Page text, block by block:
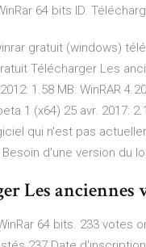
64 bits ID.
gratuit (windows)
Télécharger Les
1.58 MB: WinRAR
1 (x64) 25 avr. 2017:
qui n'est pas
d'une version du
Les
64 bits. 233 votes